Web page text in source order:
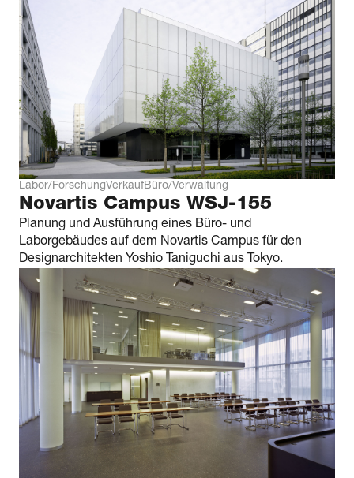
Labor/ForschungVerkaufBüro/Verwaltung
Novartis Campus WSJ-155
Planung und Ausführung eines Büro- und
Laborgebäudes auf dem Novartis Campus für den
Designarchitekten Yoshio Taniguchi aus Tokyo.